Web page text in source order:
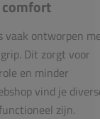
comfort
vaak ontworpen
Dit zorgt voor
en minder
vind je
zijn.